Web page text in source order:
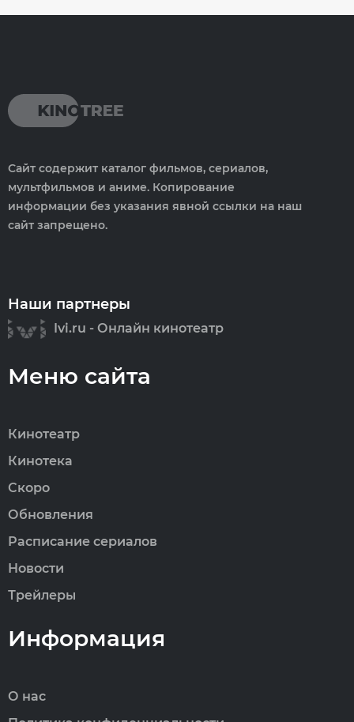
Сайт содержит каталог фильмов, сериалов,
мультфильмов и аниме. Копирование
информации без указания явной ссылки на наш
сайт запрещено.
Наши партнеры
Ivi.ru - Онлайн кинотеатр
Меню сайта
Кинотеатр
Кинотека
Скоро
Обновления
Расписание сериалов
Новости
Трейлеры
Информация
О нас